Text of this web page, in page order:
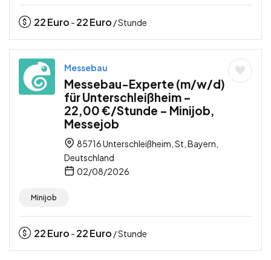
22Euro - 22Euro / Stunde
Messebau
Messebau-Experte (m/w/d)
für Unterschleißheim –
22,00 €/Stunde – Minijob,
Messejob
85716 Unterschleißheim, St, Bayern,
Deutschland
02/08/2026
Minijob
22Euro - 22Euro / Stunde